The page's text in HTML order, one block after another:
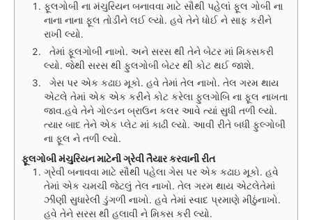
ફૂલગોબી ના મંચુરિયન બનાવવા માટે સૌથી પહેલાં ફૂલ ગોબી ના
નાના નાના ફૂલ તોડીને લઈ લ્યો. હવે તેને ધોઈ ને સાફ કરીને
રાખી લ્યો.
તેમાં ફૂલગોબી નાખો. અને સરસ થી તેને બેટર માં મિક્સકરી
લ્યો. જેથી સરસ થી ફુલગોબી બેટર થી કોટ થઈ જાશે.
ગેસ પર એક કઢાઇ મૂકો. હવે તેમાં તેલ નાખો. તેલ ગરમ થાય
એટલે તેમાં એક એક કરીને કોટ કરેલા ફુલગોબિ ના ફૂલ નાખતા
જાવ.હવે તેને ગોલ્ડન બ્રાઉન કલર આવે ત્યાં સુધી તળી લ્યો.
ત્યાર બાદ તેને એક પ્લેટ માં કાઢી લ્યો. આવી રીતે બધી ફુલ્ગોબી
ના ફૂલ ને તળી લ્યો.
ફૂલગોબી મંચુરિયન માટેની ગ્રેવી તૈયાર કરવાની રીત
ગ્રેવી બનાવવા માટે સૌથી પહેલા ગેસ પર એક કઢાઇ મૂકો. હવે
તેમાં એક ચમચી જેટલું તેલ નાખો. તેલ ગરમ થાય એટલેતેમાં
ઝીણી સુધારેલી ડુંગળી નાખો. હવે તેમાં સ્વાદ પ્રમાણે મીઠુંનાખો.
હવે તેને સરસ થી હલાવી ને મિક્સ કરી લ્યો.